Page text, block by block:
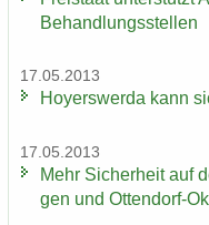
Be­hand­lungs­stel­len
17.05.2013
Ho­yers­wer­da kann
17.05.2013
Mehr Si­cher­heit auf
gen und Ottendorf-​